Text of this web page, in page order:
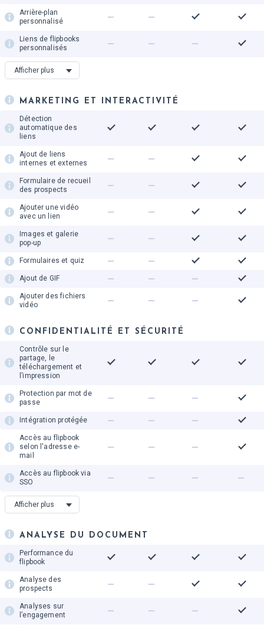
Arrière-plan
personnalisé
Liens de flipbooks
personnalisés
Nombre de domaines
personnalisés
flipbooks en couleurs
Afficher plus
MARKETING ET INTERACTIVITÉ
Détection
automatique des
liens
Ajout de liens
internes et externes
Formulaire de recueil
des prospects
Ajouter une vidéo
avec un lien
Images et galerie
pop-up
Formulaires et quiz
Ajout de GIF
Ajouter des fichiers
vidéo
CONFIDENTIALITÉ ET SÉCURITÉ
Contrôle sur le
partage, le
téléchargement et
l’impression
Protection par mot de
passe
Intégration protégée
Accès au flipbook
selon l'adresse e-
mail
Accès au flipbook via
SSO
Mode brouillon privé
unique (SSO)
Afficher plus
ANALYSE DU DOCUMENT
Performance du
flipbook
Analyse des
prospects
Analyses sur
l’engagement